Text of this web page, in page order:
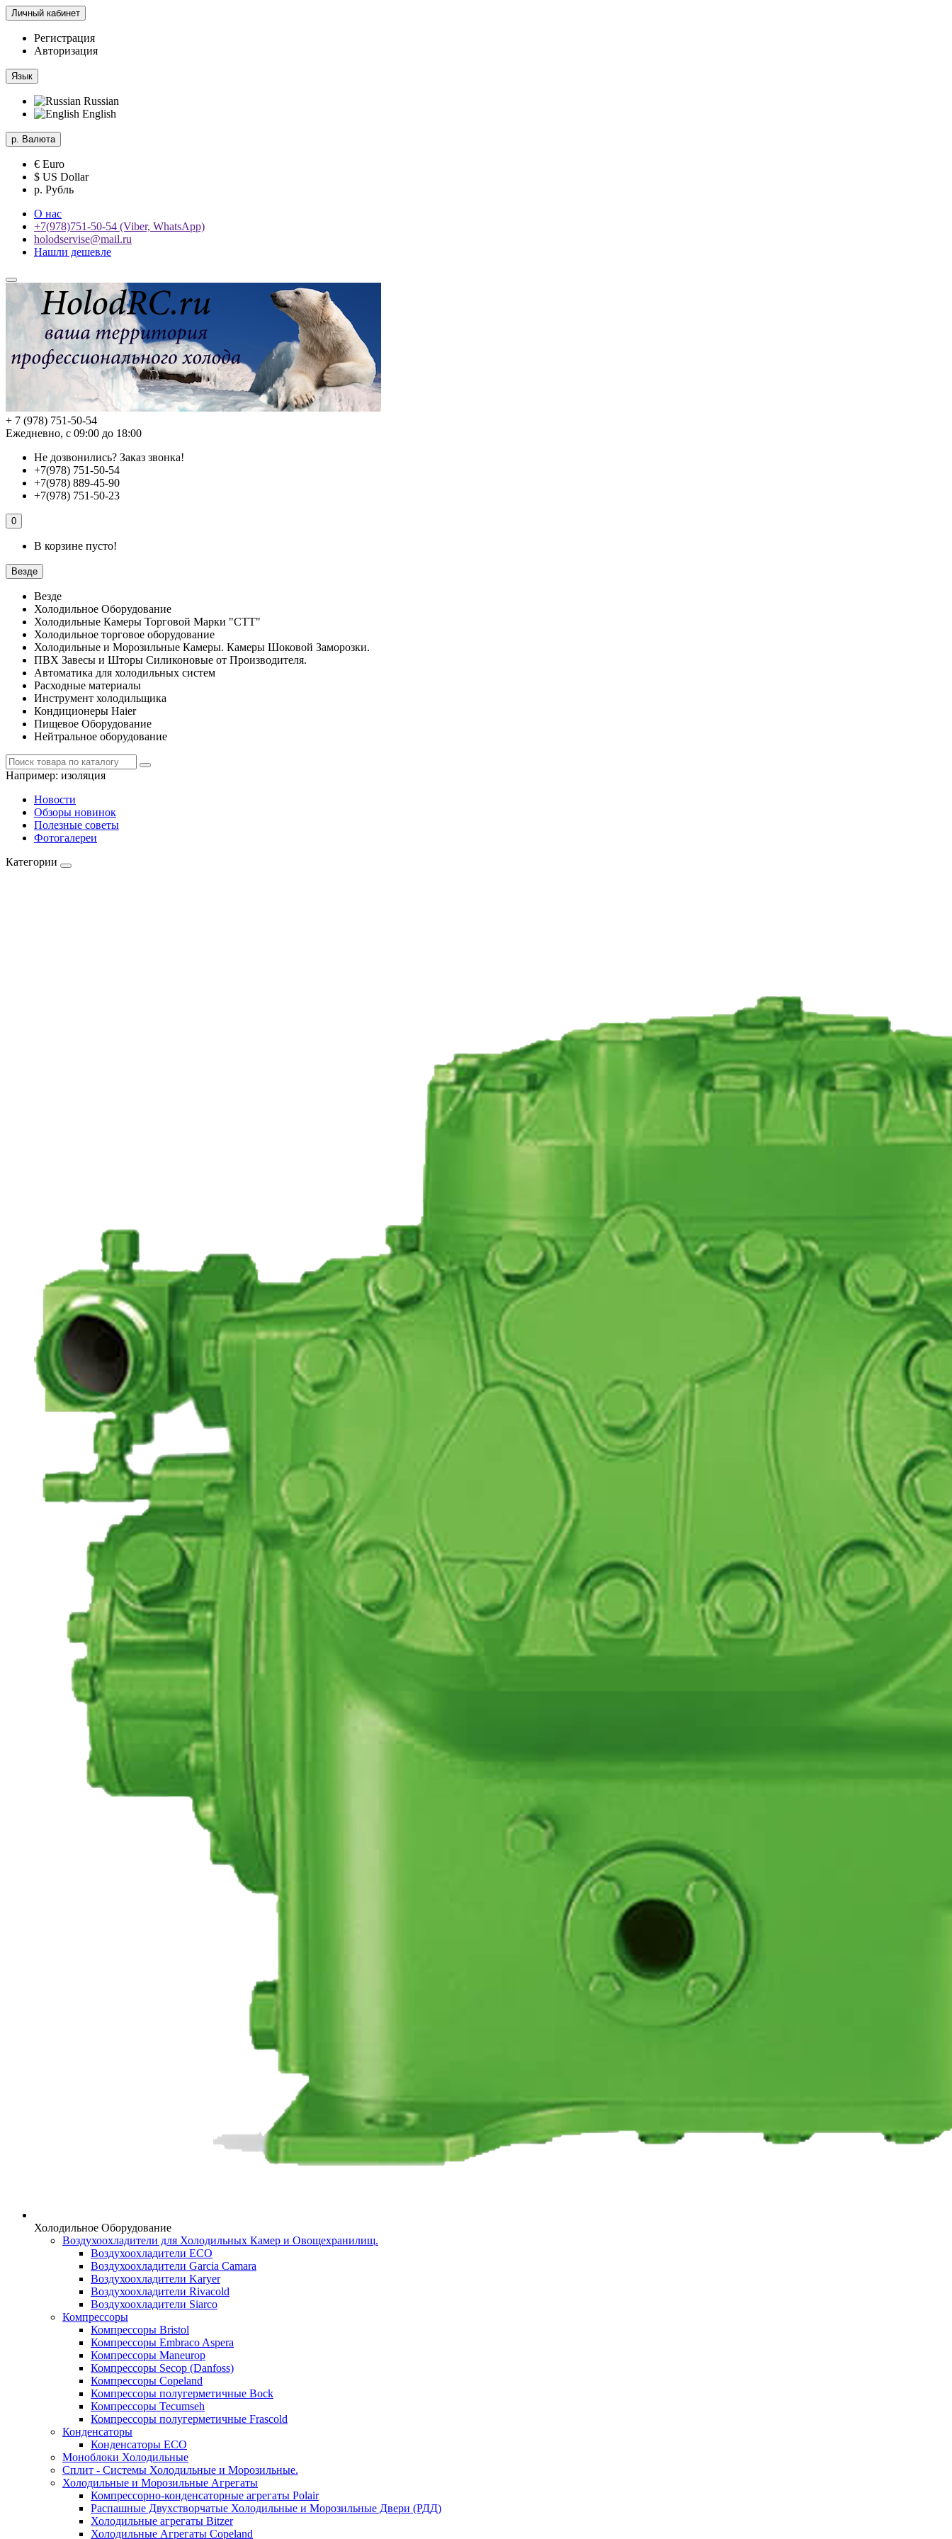
Личный кабинет
Регистрация
Авторизация
Язык
Russian
English
р. Валюта
€ Euro
$ US Dollar
р. Рубль
О нас
+7(978)751-50-54 (Viber, WhatsApp)
holodservise@mail.ru
Нашли дешевле
+ 7 (978) 751-50-54
Ежедневно, с 09:00 до 18:00
Не дозвонились? Заказ звонка!
+7(978) 751-50-54
+7(978) 889-45-90
+7(978) 751-50-23
0
В корзине пусто!
Везде
Везде
Холодильное Оборудование
Холодильные Камеры Торговой Марки "СТТ"
Холодильное торговое оборудование
Холодильные и Морозильные Камеры. Камеры Шоковой Заморозки.
ПВХ Завесы и Шторы Силиконовые от Производителя.
Автоматика для холодильных систем
Расходные материалы
Инструмент холодильщика
Кондиционеры Haier
Пищевое Оборудование
Нейтральное оборудование
Например: изоляция
Новости
Обзоры новинок
Полезные советы
Фотогалереи
Категории
Холодильное Оборудование
Воздухоохладители для Холодильных Камер и Овощехранилищ.
Воздухоохладители ECO
Воздухоохладители Garcia Camara
Воздухоохладители Karyer
Воздухоохладители Rivacold
Воздухоохладители Siarco
Компрессоры
Компрессоры Bristol
Компрессоры Embraco Aspera
Компрессоры Maneurop
Компрессоры Secop (Danfoss)
Компрессоры Copeland
Компрессоры полугерметичные Bock
Компрессоры Tecumseh
Компрессоры полугерметичные Frascold
Конденсаторы
Конденсаторы ECO
Моноблоки Холодильные
Сплит - Системы Холодильные и Морозильные.
Холодильные и Морозильные Агрегаты
Компрессорно-конденсаторные агрегаты Polair
Распашные Двухстворчатые Холодильные и Морозильные Двери (РДД)
Холодильные агрегаты Bitzer
Холодильные Агрегаты Copeland